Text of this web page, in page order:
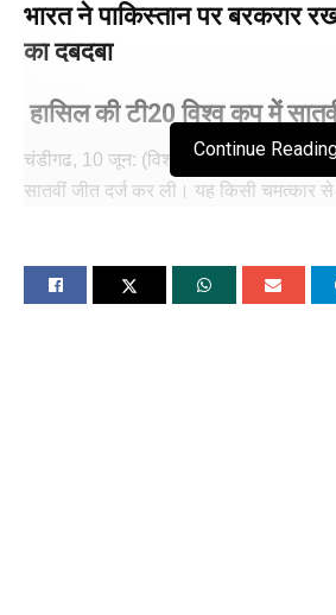
भारत ने पाकिस्तान पर बरकरार
का दबदबा
हासिल की टी20 विश्व कप में
चंडीगढ, 10 जून: (विश्ववार्ता) भारत ने
सातवीं जीत दर्ज कर ली। यह किसी चमत्कार
बुमराह चार ओवर में सिर्फ 14 रन देकर तीन
Continue